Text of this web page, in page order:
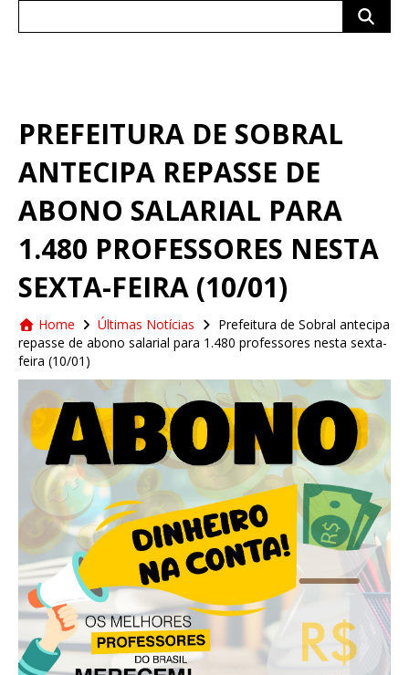
PREFEITURA DE SOBRAL
ANTECIPA REPASSE DE
ABONO SALARIAL PARA
1.480 PROFESSORES NESTA
SEXTA-FEIRA (10/01)
Home Últimas Notícias
Prefeitura de Sobral antecipa
repasse de abono salarial para 1.480 professores nesta sexta-
feira (10/01)